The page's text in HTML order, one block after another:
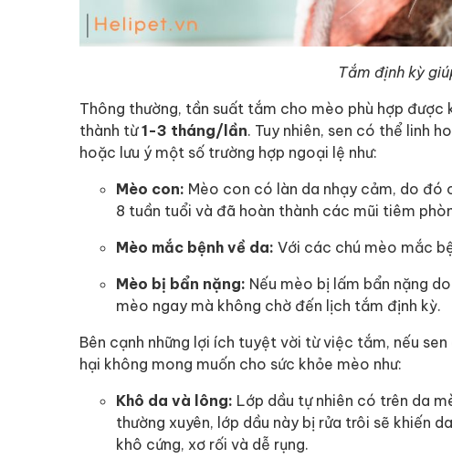
Tắm định kỳ
Thông thường, tần suất tắm cho mèo phù hợp được
thành từ1-3 tháng/lần. Tuy nhiên, sen có thể linh
hoặc lưu ý một số trường hợp ngoại lệ như:
Mèo con: Mèo con có làn da nhạy cảm, do đó
8 tuần tuổi và đã hoàn thành các mũi tiêm
Mèo mắc bệnh về da: Với các chú mèo mắc
Mèo bị bẩn nặng: Nếu mèo bị lấm bẩn nặng
mèo ngay mà không chờ đến lịch tắm định kỳ.
Bên cạnh những lợi ích tuyệt vời từ việc tắm, nếu
hại không mong muốn cho sức khỏe mèo như:
Khô da và lông: Lớp dầu tự nhiên có trên da
thường xuyên, lớp dầu này bị rửa trôi sẽ khiến
khô cứng, xơ rối và dễ rụng.